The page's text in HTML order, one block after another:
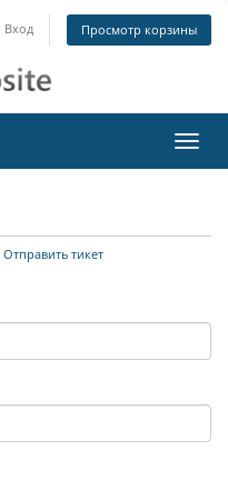
Вход Просмотр корзины
Отправить тикет